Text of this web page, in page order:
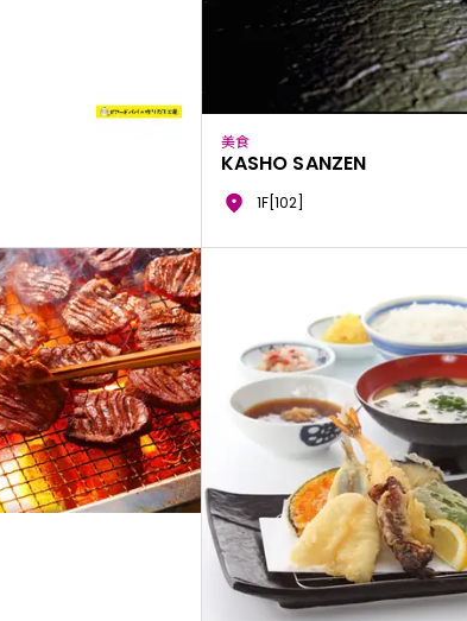
美食
KASHO SANZEN
1F[102]